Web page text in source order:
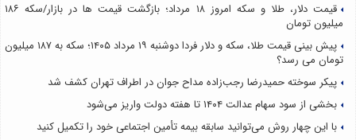
قیمت دلار، طلا و سکه امروز ۱۸ مرداد؛ بازگشت قیمت ها در بازار/سکه ۱۸۶
میلیون تومان
پیش بینی قیمت طلا، سکه و دلار فردا دوشنبه ۱۹ مرداد ۱۴۰۵؛ سکه به ۱۸۷ میلیون
تومان می رسد؟
پیکر سوخته حمیدرضا رجب‌زاده مداح جوان در اطراف تهران کشف شد
بخشی از سود سهام عدالت ۱۴۰۴ تا هفته دولت واریز می‌شود
با این چهار روش می‌توانید سابقه بیمه تأمین اجتماعی خود را تکمیل کنید